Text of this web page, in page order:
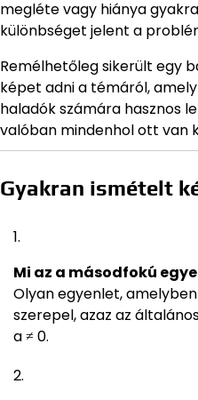
megléte vagy hiánya
különbséget jelent a
Remélhetőleg sikerült egy
képet adni a témáról,
haladók számára hasznos
valóban mindenhol ott van
Gyakran ismételt
Mi az a másodfokú
Olyan egyenlet,
szerepel, azaz az
a ≠ 0.